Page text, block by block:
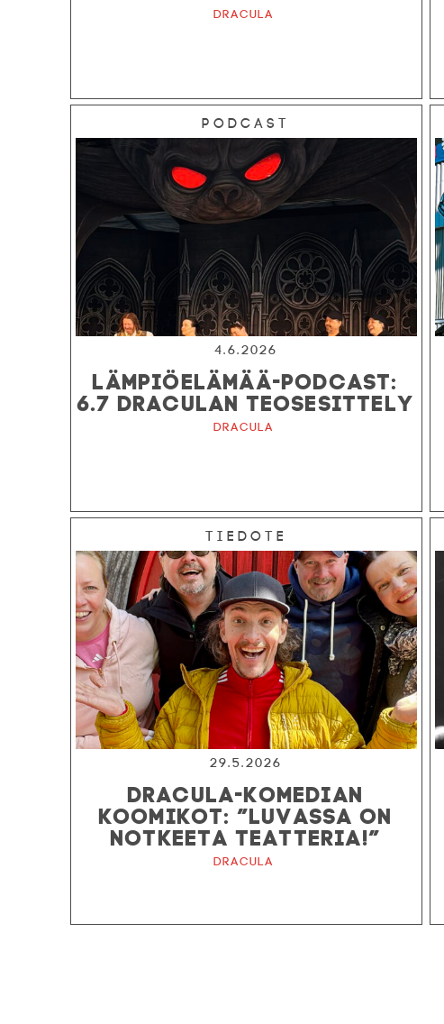
Dracula
Podcast
4.6.2026
LÄMPIÖELÄMÄÄ-PODCAST:
6.7 DRACULAN TEOSESITTELY
Dracula
Tiedote
29.5.2026
DRACULA-KOMEDIAN
KOOMIKOT: ”LUVASSA ON
NOTKEETA TEATTERIA!”
Dracula